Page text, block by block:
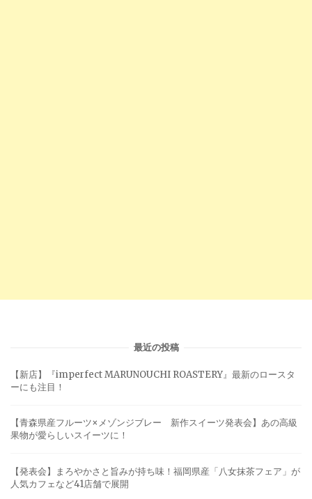
最近の投稿
【新店】『imperfect MARUNOUCHI ROASTERY』最新のロースタ
ーにも注目！
【青森県産フルーツ×メゾンジブレー 新作スイーツ発表会】あの高級
果物が愛らしいスイーツに！
【発表会】まろやかさと旨みが持ち味！福岡県産「八女抹茶フェア」が
人気カフェなど41店舗で展開